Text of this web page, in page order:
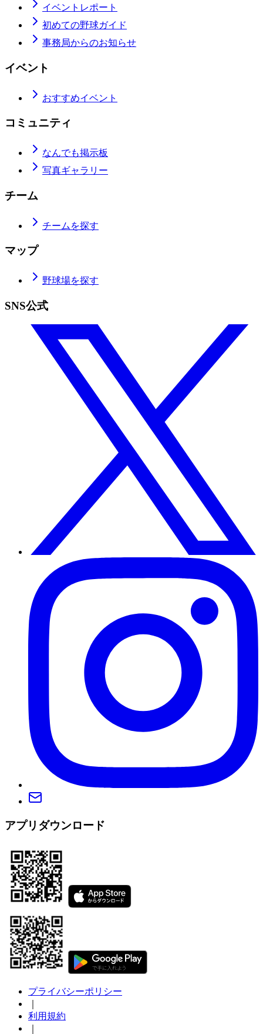
イベントレポート
初めての野球ガイド
事務局からのお知らせ
イベント
おすすめイベント
コミュニティ
なんでも掲示板
写真ギャラリー
チーム
チームを探す
マップ
野球場を探す
SNS公式
アプリダウンロード
プライバシーポリシー
利用規約